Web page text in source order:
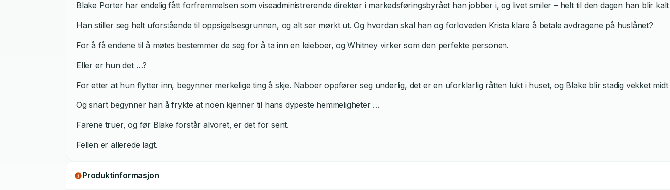
Blake Porter har endelig fått forfremmelsen som viseadministrerende direktør i markedsføringsbyrået han jobber i, og livet smiler – helt til den dagen han blir
Han stiller seg helt uforstående til oppsigelsesgrunnen, og alt ser mørkt ut. Og hvordan skal han og forloveden Krista klare å betale avdragene på huslånet?
For å få endene til å møtes bestemmer de seg for å ta inn en leieboer, og Whitney virker som den perfekte personen.
Eller er hun det …?
For etter at hun flytter inn, begynner merkelige ting å skje. Naboer oppfører seg underlig, det er en uforklarlig råtten lukt i huset, og Blake blir stadig vekket
Og snart begynner han å frykte at noen kjenner til hans dypeste hemmeligheter …
Farene truer, og før Blake forstår alvoret, er det for sent.
Fellen er allerede lagt.
Produktinformasjon